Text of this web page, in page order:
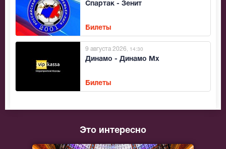
Спартак - Зенит
Билеты
Динамо - Динамо Мх
9 августа 2026 , 14:30
Билеты
Это интересно